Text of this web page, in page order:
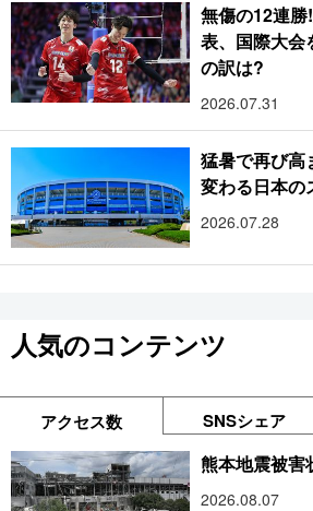
無傷の12連
表、国際大会
の訳は?
2026.07.31
猛暑で再び高
変わる日本の
2026.07.28
人気のコンテンツ
アクセス数 SNSシェア
熊本地震被害
2026.08.07